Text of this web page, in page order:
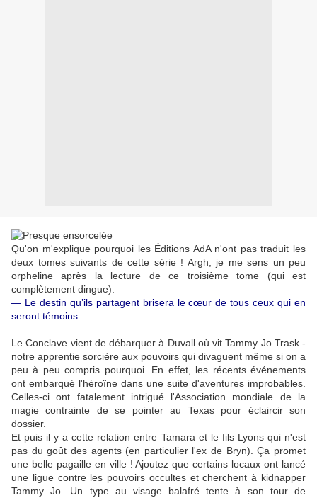
Qu'on m'explique pourquoi les Éditions AdA n'ont pas traduit les
deux tomes suivants de cette série ! Argh, je me sens un peu
orpheline après la lecture de ce troisième tome (qui est
complètement dingue).
— Le destin qu’ils partagent brisera le cœur de tous ceux qui en
seront témoins.
Le Conclave vient de débarquer à Duvall où vit Tammy Jo Trask -
notre apprentie sorcière aux pouvoirs qui divaguent même si on a
peu à peu compris pourquoi. En effet, les récents événements
ont embarqué l'héroïne dans une suite d'aventures improbables.
Celles-ci ont fatalement intrigué l'Association mondiale de la
magie contrainte de se pointer au Texas pour éclaircir son
dossier.
Et puis il y a cette relation entre Tamara et le fils Lyons qui n'est
pas du goût des agents (en particulier l'ex de Bryn). Ça promet
une belle pagaille en ville ! Ajoutez que certains locaux ont lancé
une ligue contre les pouvoirs occultes et cherchent à kidnapper
Tammy Jo. Un type au visage balafré tente à son tour de